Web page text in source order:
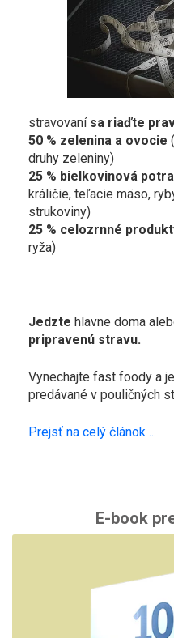
stravovaní sa riaďte
50 % zelenina a ovocie
druhy zeleniny)
25 % bielkovinová
králičie, teľacie mäso,
strukoviny)
25 % celozrnné
ryža)
Jedzte hlavne doma
pripravenú stravu.
Vynechajte fast foody a
predávané v pouličných
Prejsť na celý článok ...
E-book